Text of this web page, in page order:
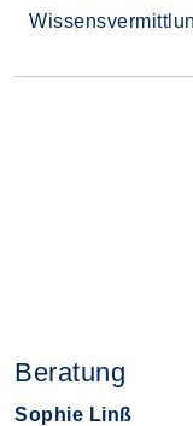
Beratung
Sophie Linß